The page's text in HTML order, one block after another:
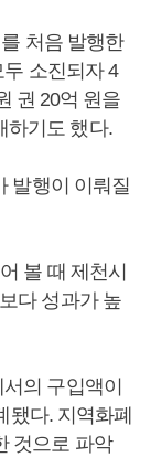
처음 발행한
소진되자 4
권 20억 원을
하기도 했다.
발행이 이뤄질
볼 때 제천시
다 성과가 높
의 구입액이
됐다. 지역화폐
것으로 파악